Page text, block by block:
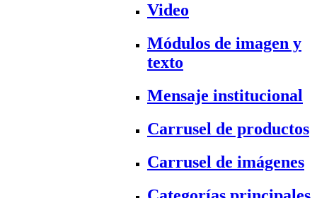
Video
Módulos de imagen y
texto
Mensaje institucional
Carrusel de productos
Carrusel de imágenes